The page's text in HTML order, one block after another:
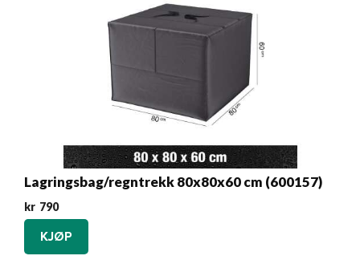
Lagringsbag/regntrekk 80x80x60 cm (600157)
kr 790
KJØP